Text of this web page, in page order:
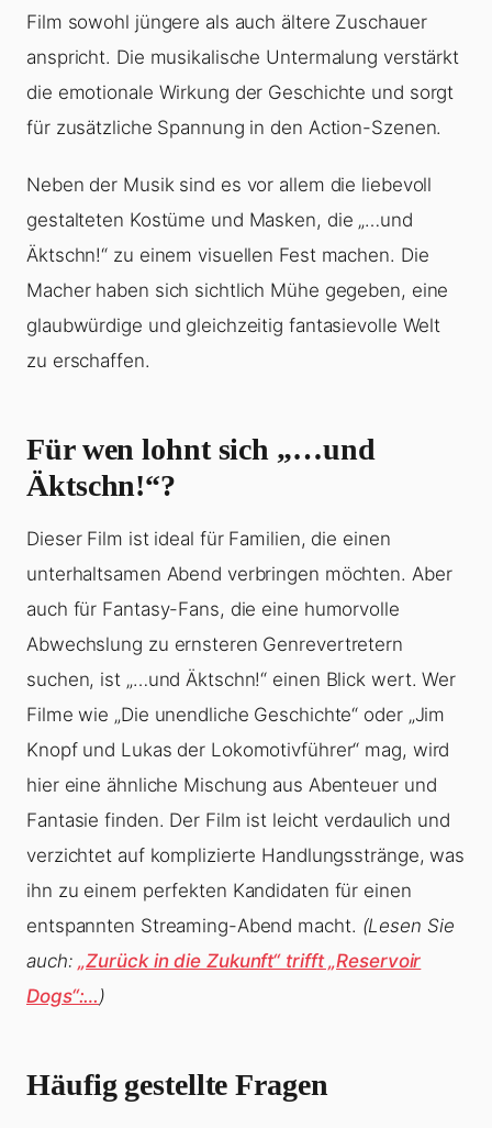
Film sowohl jüngere als auch ältere Zuschauer
anspricht. Die musikalische Untermalung verstärkt
die emotionale Wirkung der Geschichte und sorgt
für zusätzliche Spannung in den Action-Szenen.
Neben der Musik sind es vor allem die liebevoll
gestalteten Kostüme und Masken, die „…und
Äktschn!“ zu einem visuellen Fest machen. Die
Macher haben sich sichtlich Mühe gegeben, eine
glaubwürdige und gleichzeitig fantasievolle Welt
zu erschaffen.
Für wen lohnt sich „…und
Äktschn!“?
Dieser Film ist ideal für Familien, die einen
unterhaltsamen Abend verbringen möchten. Aber
auch für Fantasy-Fans, die eine humorvolle
Abwechslung zu ernsteren Genrevertretern
suchen, ist „…und Äktschn!“ einen Blick wert. Wer
Filme wie „Die unendliche Geschichte“ oder „Jim
Knopf und Lukas der Lokomotivführer“ mag, wird
hier eine ähnliche Mischung aus Abenteuer und
Fantasie finden. Der Film ist leicht verdaulich und
verzichtet auf komplizierte Handlungsstränge, was
ihn zu einem perfekten Kandidaten für einen
entspannten Streaming-Abend macht. (Lesen Sie
auch:„Zurück in die Zukunft“ trifft „Reservoir
Dogs“:…)
Häufig gestellte Fragen